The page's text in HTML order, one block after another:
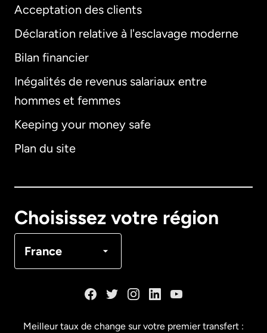
Acceptation des clients
Déclaration relative à l'esclavage moderne
Bilan financier
Inégalités de revenus salariaux entre
hommes et femmes
Keeping your money safe
Plan du site
Choisissez votre région
France
International
Allemagne
Français
Meilleur taux de change sur votre premier transfert :